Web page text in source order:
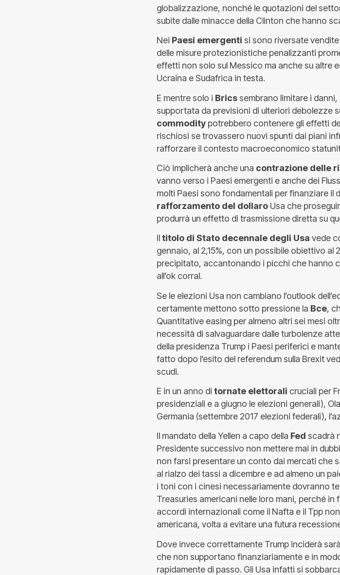
globalizzazione, nonché le quotazioni del
subite dalle minacce della Clinton che hanno
Nei Paesi emergenti si sono riversate
delle misure protezionistiche penalizzanti
effetti non solo sul Messico ma anche su altre
Ucraina e Sudafrica in testa.
E mentre solo i Brics sembrano limitare i
supportata da previsioni di ulteriori debolezze
commodity potrebbero contenere gli effetti
rischiosi se trovassero nuovi spunti dai piani
rafforzare il contesto macroeconomico
Ciò implicherà anche una contrazione delle
vanno verso i Paesi emergenti e anche dei
molti Paesi sono fondamentali per finanziare
rafforzamento del dollaro Usa che
produrrà un effetto di trasmissione diretta su
Iltitolo di Stato decennale degli Usa vede
gennaio, al 2,15%, con un possibile obiettivo al
precipitato, accantonando i picchi che hanno
all’ok corral.
Se le elezioni Usa non cambiano l’outlook
certamente mettono sotto pressione la Bce,
Quantitative easing per almeno altri sei mesi
necessità di salvaguardare dalle turbolenze
della presidenza Trump i Paesi periferici e
fatto dopo l’esito del referendum sulla Brexit
scudi.
E in un anno di tornate elettorali cruciali per
presidenziali e a giugno le elezioni generali),
Germania (settembre 2017 elezioni federali),
Il mandato della Yellen a capo della Fed scadrà
Presidente successivo non mettere mai in
non farsi presentare un conto dai mercati che
al rialzo dei tassi a dicembre e ad almeno un
i toni con i cinesi necessariamente dovranno
Treasuries americani nelle loro mani, perché
accordi internazionali come il Nafta e il Tpp
americana, volta a evitare una futura
Dove invece correttamente Trump inciderà
che non supportano finanziariamente e in
rapidamente di passo. Gli Usa infatti si